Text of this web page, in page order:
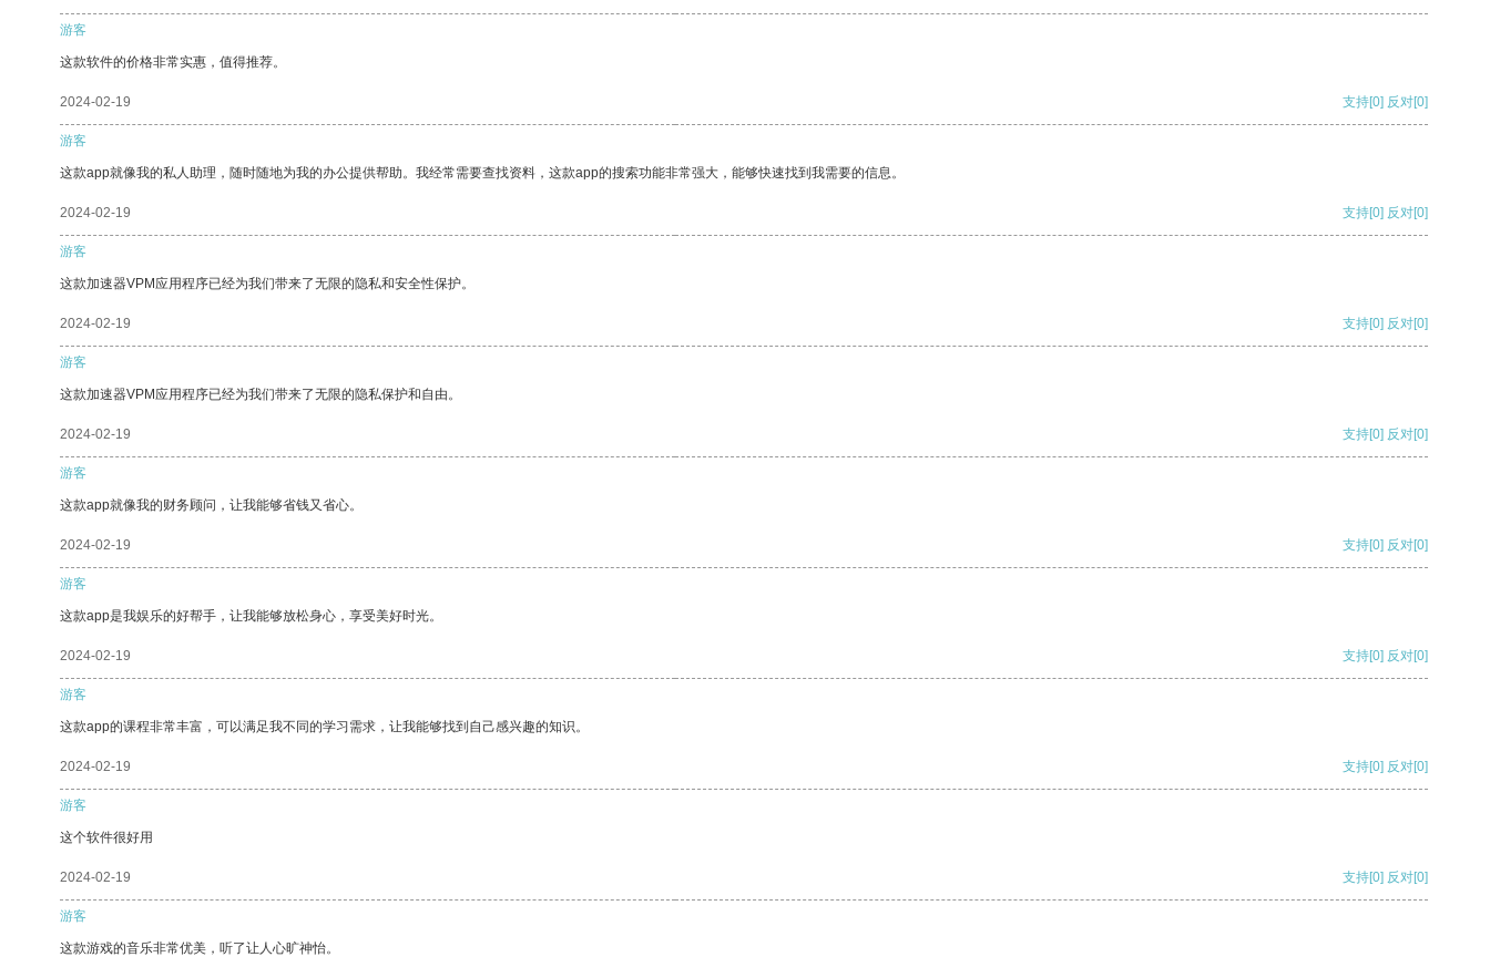
游客
这款软件的价格非常实惠，值得推荐。
2024-02-19 支持[0] 反对[0]
游客
这款app就像我的私人助理，随时随地为我的办公提供帮助。我经常需要查找资料，这款app的搜索功能非常强大，能够快速找到我需要的信息。
2024-02-19 支持[0] 反对[0]
游客
这款加速器VPM应用程序已经为我们带来了无限的隐私和安全性保护。
2024-02-19 支持[0] 反对[0]
游客
这款加速器VPM应用程序已经为我们带来了无限的隐私保护和自由。
2024-02-19 支持[0] 反对[0]
游客
这款app就像我的财务顾问，让我能够省钱又省心。
2024-02-19 支持[0] 反对[0]
游客
这款app是我娱乐的好帮手，让我能够放松身心，享受美好时光。
2024-02-19 支持[0] 反对[0]
游客
这款app的课程非常丰富，可以满足我不同的学习需求，让我能够找到自己感兴趣的知识。
2024-02-19 支持[0] 反对[0]
游客
这个软件很好用
2024-02-19 支持[0] 反对[0]
游客
这款游戏的音乐非常优美，听了让人心旷神怡。